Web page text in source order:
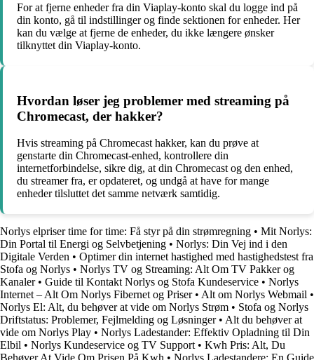
For at fjerne enheder fra din Viaplay-konto skal du logge ind på
din konto, gå til indstillinger og finde sektionen for enheder. Her
kan du vælge at fjerne de enheder, du ikke længere ønsker
tilknyttet din Viaplay-konto.
Hvordan løser jeg problemer med streaming på
Chromecast, der hakker?
Hvis streaming på Chromecast hakker, kan du prøve at
genstarte din Chromecast-enhed, kontrollere din
internetforbindelse, sikre dig, at din Chromecast og den enhed,
du streamer fra, er opdateret, og undgå at have for mange
enheder tilsluttet det samme netværk samtidig.
Norlys elpriser time for time: Få styr på din strømregning • Mit Norlys:
Din Portal til Energi og Selvbetjening • Norlys: Din Vej ind i den
Digitale Verden • Optimer din internet hastighed med hastighedstest fra
Stofa og Norlys • Norlys TV og Streaming: Alt Om TV Pakker og
Kanaler• Guide til Kontakt Norlys og Stofa Kundeservice • Norlys
Internet – Alt Om Norlys Fibernet og Priser• Alt om Norlys Webmail •
Norlys El: Alt, du behøver at vide om Norlys Strøm • Stofa og Norlys
Driftstatus: Problemer, Fejlmelding og Løsninger• Alt du behøver at
vide om Norlys Play • Norlys Ladestander: Effektiv Opladning til Din
Elbil • Norlys Kundeservice og TV Support • Kwh Pris: Alt, Du